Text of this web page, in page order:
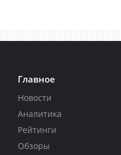
Главное
Новости
Аналитика
Рейтинги
Обзоры